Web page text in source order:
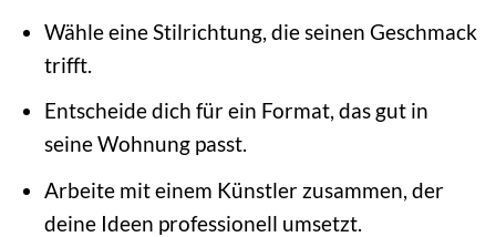
Wähle eine Stilrichtung, die seinen Geschmack
trifft.
Entscheide dich für ein Format, das gut in
seine Wohnung passt.
Arbeite mit einem Künstler zusammen, der
deine Ideen professionell umsetzt.